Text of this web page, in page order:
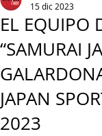
EL EQUIPO
“SAMURAI
JAPAN
2023
15 dic 2023